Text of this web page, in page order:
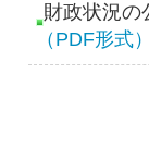
財政状況の
（PDF形式）